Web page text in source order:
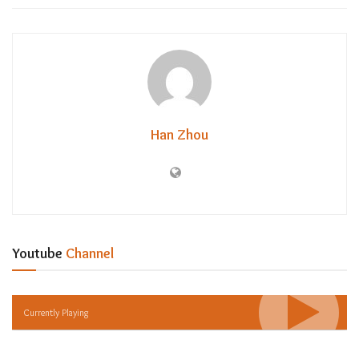
Han Zhou
Youtube Channel
Currently Playing